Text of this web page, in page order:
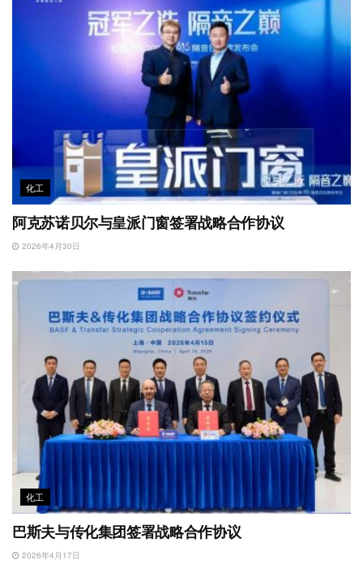
化工
阿克苏诺贝尔与皇派门窗签署战略合作协议
2026年4月30日
化工
巴斯夫与传化集团签署战略合作协议
2026年4月17日